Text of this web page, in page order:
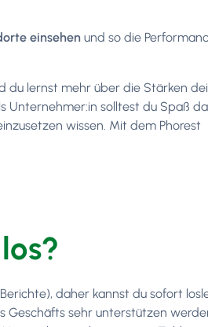
einsehen und so die
du lernst mehr über die Stärken
Unternehmer:in solltest du Spaß
wissen. Mit dem Phorest
daher kannst du sofort
sehr unterstützen